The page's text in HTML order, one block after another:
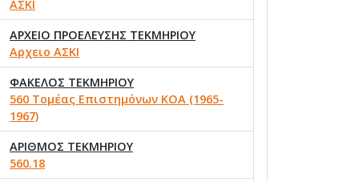
ΑΣΚΙ
ΑΡΧΕΙΟ ΠΡΟΕΛΕΥΣΗΣ ΤΕΚΜΗΡΙΟΥ
Αρχειο ΑΣΚΙ
ΦΑΚΕΛΟΣ ΤΕΚΜΗΡΙΟΥ
560 Τομέας Επιστημόνων ΚΟΑ (1965-
1967)
ΑΡΙΘΜΟΣ ΤΕΚΜΗΡΙΟΥ
560.18